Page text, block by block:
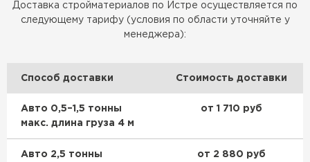
Доставка стройматериалов по Истре осуществляется по
следующему тарифу (условия по области уточняйте у
менеджера):
Способ доставки Стоимость доставки
Авто 0,5–1,5 тонны
макс. длина груза 4 м
от 1 710 руб
Авто 2,5 тонны
от 2 880 руб
Утеплитель Basfiber
Утеплитель Термит
ПЕРЕЙТИ
Утеплитель Basfiber
Утеплитель Тимплэкс